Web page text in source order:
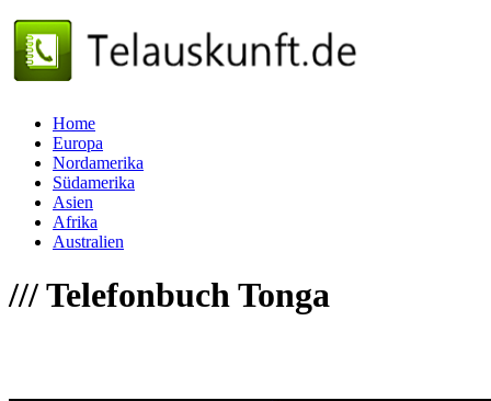
Home
Europa
Nordamerika
Südamerika
Asien
Afrika
Australien
///Telefonbuch Tonga